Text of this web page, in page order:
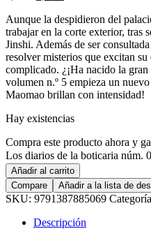
Aunque la despidieron del
trabajar en la corte exterior, tras
Jinshi. Además de ser
resolver misterios que excitan
complicado. ¿¡Ha nacido la
volumen n.º 5 empieza un
Maomao brillan con intensidad!
Hay existencias
Compra este producto ahora y
Los diarios de la boticaria núm.
Añadir al carrito
Compare
Añadir a la lista de
SKU: 9791387885069
Descripción